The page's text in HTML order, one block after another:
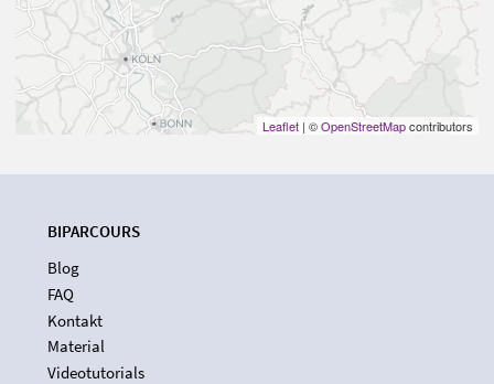
Leaflet | ©OpenStreetMapcontributors
BIPARCOURS
Blog
FAQ
Kontakt
Material
Videotutorials